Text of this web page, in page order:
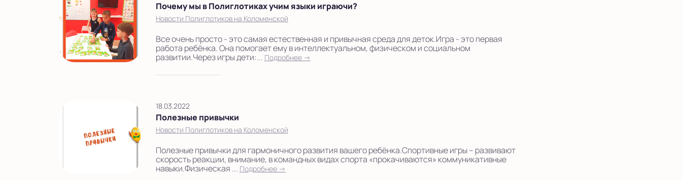
Почему мы в Полиглотиках учим языки играючи?
Новости Полиглотиков на Коломенской
Все очень просто - это самая естественная и привычная среда для деток.Игра - это первая
работа ребёнка. Она помогает ему в интеллектуальном, физическом и социальном
развитии.Через игры дети:... Подробнее →
18.03.2022
Полезные привычки
Новости Полиглотиков на Коломенской
Полезные привычки для гармоничного развития вашего ребёнка.Спортивные игры – развивают
скорость реакции, внимание, в командных видах спорта «прокачиваются» коммуникативные
навыки.Физическая ... Подробнее →